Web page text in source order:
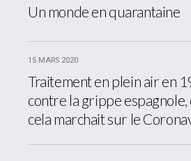
Un monde en quarantaine
15 MARS 2020
Traitement en plein air en
contre la grippe espagnole,
cela marchait sur le